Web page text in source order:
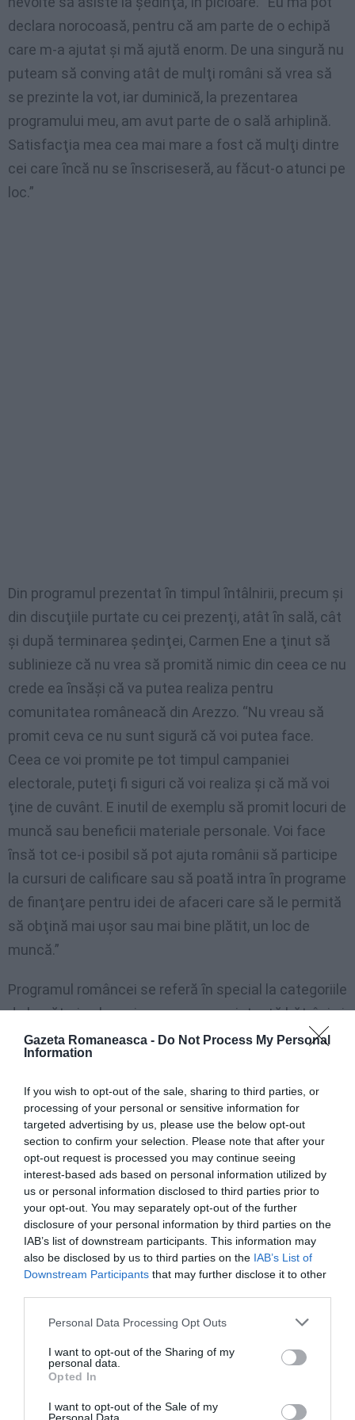
Gazeta Romaneasca - Do Not Process My Personal
Information
If you wish to opt-out of the sale, sharing to third parties, or
processing of your personal or sensitive information for
targeted advertising by us, please use the below opt-out
section to confirm your selection. Please note that after your
opt-out request is processed you may continue seeing
interest-based ads based on personal information utilized by
us or personal information disclosed to third parties prior to
your opt-out. You may separately opt-out of the further
disclosure of your personal information by third parties on the
IAB’s list of downstream participants. This information may
also be disclosed by us to third parties on the IAB’s List of
Downstream Participants that may further disclose it to other
Personal Data Processing Opt Outs
I want to opt-out of the Sharing of my
personal data.
Opted In
I want to opt-out of the Sale of my
declara norocoasă, pentru că am parte de o echipă
care m-a ajutat şi mă ajută enorm. De una singură nu
puteam să conving atât de mulţi români să vrea să
se prezinte la vot, iar duminică, la prezentarea
programului meu, am avut parte de o sală arhiplină.
Satisfacţia mea cea mai mare a fost că mulţi dintre
cei care ȋncă nu se ȋnscriseseră, au făcut-o atunci pe
loc.”
Din programul prezentat ȋn timpul ȋntâlnirii, precum şi
din discuţiile purtate cu cei prezenţi, atât ȋn sală, cât
şi după terminarea şedinţei, Carmen Ene a ţinut să
sublinieze că nu vrea să promită nimic din ceea ce nu
crede ea ȋnsăşi că va putea realiza pentru
comunitatea româneacă din Arezzo. “Nu vreau să
promit ceva ce nu sunt sigură că voi putea face.
Ceea ce voi promite pe tot timpul campaniei
electorale, puteţi fi siguri că voi realiza şi că mă voi
ţine de cuvânt. E inutil de exemplu să promit locuri de
muncă sau beneficii materiale personale. Voi face
ȋnsă tot ce-i posibil să pot ajuta românii să participe
la cursuri de calificare sau să poată intra ȋn programe
de finanţare pentru idei de afaceri care să le permită
să obţină mai uşor sau mai bine plătit, un loc de
muncă.”
Programul româncei se referă ȋn special la categoriile
de lucrători cele mai numeroase: asistenţă bătrâni şi
copii, construcţ ii, dar ţine neapărat să asigure că va
avea grijă de copii şi tineri. Nu uită că ȋn Arezzo
există o comunitate foarte mare de români din
Râmnicu Sărat- Buzău şi promite o ȋnfrăţire.
Chestiunea care ȋnsă care i se pare cea mai
importantă e ȋnfiinţarea unei asociaţii şi stabilirea
unui sediu permanent.
“In primele zile de după alegeri, dacă voi intra
consilier,mă voi pune la dispoziţia comunităţ ii şi voi fi
prezentă ȋn fiecare zi la sediul pe care ȋl voi ȋnfiinţa.
Sediul acesta va deveni practic locul unde românii
pot să-şi spună păsurile, problemele şi, de ce nu,
bucuriile. Astfel voi aduna problematica cu care se
confruntă comunitatea şi voi ȋncerca să fiu o
portavoce ȋn cadrul şedinţelor Consiliului Comunal.